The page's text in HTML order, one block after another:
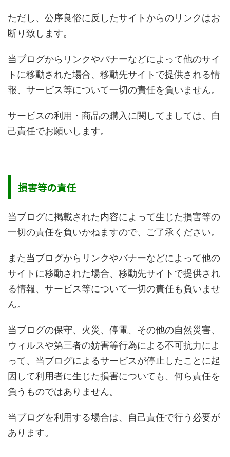
ただし、公序良俗に反したサイトからのリンクはお
断り致します。
当ブログからリンクやバナーなどによって他のサイ
トに移動された場合、移動先サイトで提供される情
報、サービス等について一切の責任を負いません。
サービスの利用・商品の購入に関してましては、自
己責任でお願いします。
損害等の責任
当ブログに掲載された内容によって生じた損害等の
一切の責任を負いかねますので、ご了承ください。
また当ブログからリンクやバナーなどによって他の
サイトに移動された場合、移動先サイトで提供され
る情報、サービス等について一切の責任も負いませ
ん。
当ブログの保守、火災、停電、その他の自然災害、
ウィルスや第三者の妨害等行為による不可抗力によ
って、当ブログによるサービスが停止したことに起
因して利用者に生じた損害についても、何ら責任を
負うものではありません。
当ブログを利用する場合は、自己責任で行う必要が
あります。